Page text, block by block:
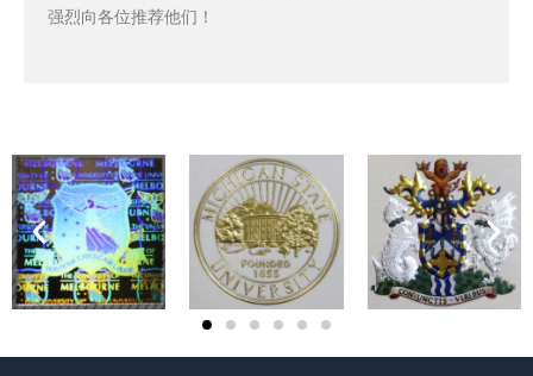
强烈向各位推荐他们！